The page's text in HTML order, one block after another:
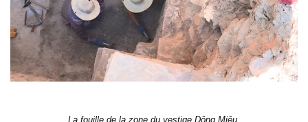
La fouille de la zone du vestige Dông Miêu.